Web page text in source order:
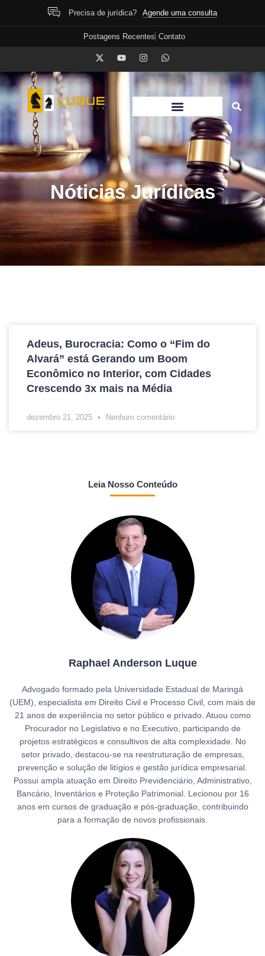
Precisa de jurídica? Agende uma consulta
Postagens Recentes Contato
Nóticias Jurídicas
Adeus, Burocracia: Como o “Fim do
Alvará” está Gerando um Boom
Econômico no Interior, com Cidades
Crescendo 3x mais na Média
dezembro 21, 2025 Nenhum comentário
Leia Nosso Conteúdo
Raphael Anderson Luque
Advogado formado pela Universidade Estadual de Maringá
(UEM), especialista em Direito Civil e Processo Civil, com mais de
21 anos de experiência no setor público e privado. Atuou como
Procurador no Legislativo e no Executivo, participando de
projetos estratégicos e consultivos de alta complexidade. No
setor privado, destacou-se na reestruturação de empresas,
prevenção e solução de litígios e gestão jurídica empresarial.
Possui ampla atuação em Direito Previdenciário, Administrativo,
Bancário, Inventários e Proteção Patrimonial. Lecionou por 16
anos em cursos de graduação e pós-graduação, contribuindo
para a formação de novos profissionais.